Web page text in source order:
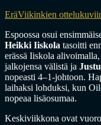
EräViikinkien
Espoossa osui
Heikki Iiskola tasoitti
erässä Iiskola alivoimalla,
jalkojensa välistä ja
nopeasti 4–1-johtoon.
laihaksi lohduksi, kun
nopeaa lisäosumaa.
Keskiviikkona ovat